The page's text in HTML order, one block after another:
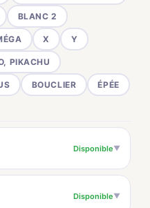
BLANC 2
X Y
PIKACHU
BOUCLIER ÉPÉE
Disponible▼
Disponible▼